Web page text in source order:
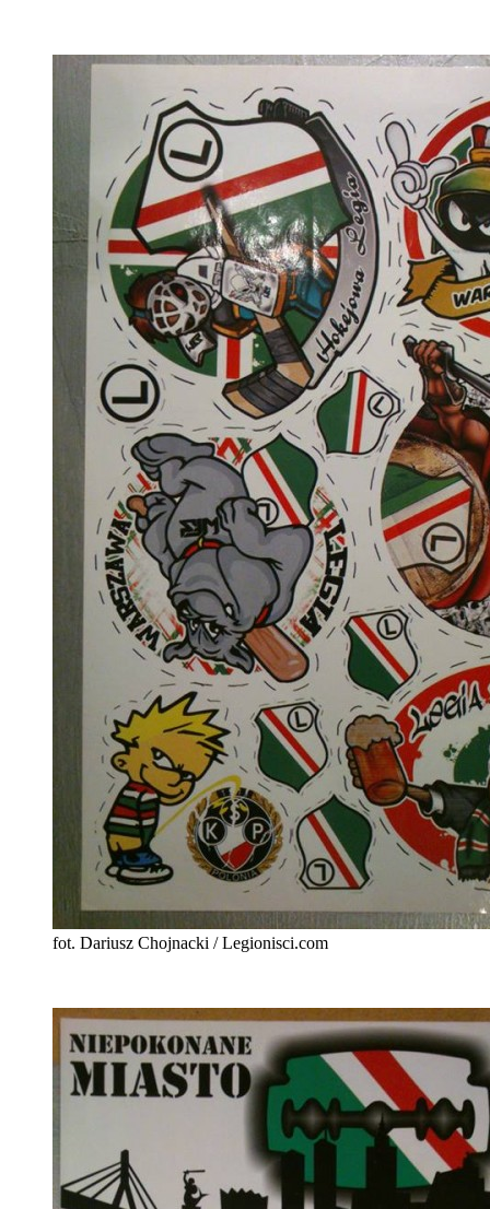
fot. Dariusz Chojnacki / Legionisci.com